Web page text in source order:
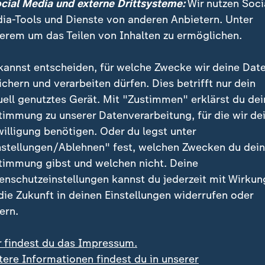
lobt Reform: "Entlastet viele
zum ersten Mal über geplante
, denen auch derBundesratzustimmen muss.
Erstanträge pro Jahr entfallen", sagte Klingbeil.
bei unvollständigen Anträgen und das
und auch Nerven auf allen Seiten, auch beim Staat."
Parteien begrüßten die Pläne. So sagte die
"Es passiert selten in diesem Land, aber es
sich etwas bewegt."
Kindergeld in Zukunft ohne
Media und externe Drittsysteme:Wir nutzen
Tools und Dienste von anderen Anbietern. Unter
um das Teilen von Inhalten zu ermöglichen.
entscheiden, für welche Zwecke wir deine
und verarbeiten dürfen. Dies betrifft nur dein
genutztes Gerät. Mit "Zustimmen" erklärst du
zu unserer Datenverarbeitung, für die wir
benötigen. Oder du legst unter
Ablehnen" fest, welchen Zwecken du
gibst und welchen nicht. Deine
kannst du jederzeit mit
Zukunft in deinen Einstellungen widerrufen oder
findest du das Impressum.
Informationen findest du in unserer